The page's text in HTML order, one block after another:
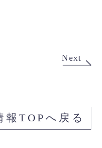
Next
報TOPへ戻る